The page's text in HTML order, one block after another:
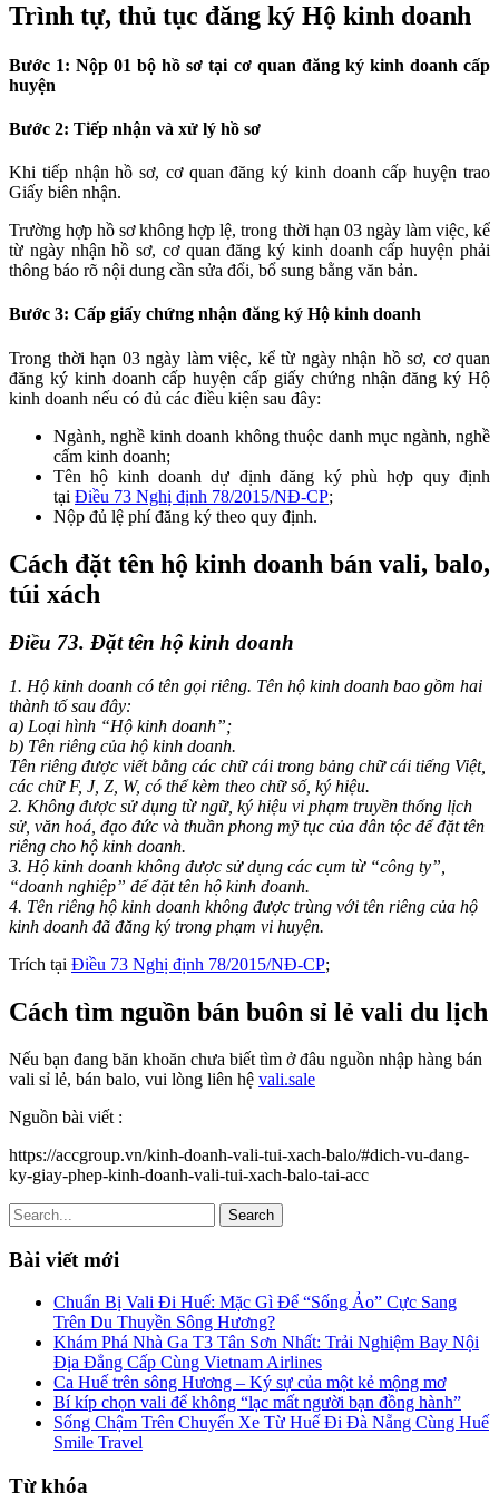
Trình tự, thủ tục đăng ký Hộ kinh doanh
Bước 1: Nộp 01 bộ hồ sơ tại cơ quan đăng ký kinh doanh cấp
huyện
Bước 2: Tiếp nhận và xử lý hồ sơ
Khi tiếp nhận hồ sơ, cơ quan đăng ký kinh doanh cấp huyện trao
Giấy biên nhận.
Trường hợp hồ sơ không hợp lệ, trong thời hạn 03 ngày làm việc, kể
từ ngày nhận hồ sơ, cơ quan đăng ký kinh doanh cấp huyện phải
thông báo rõ nội dung cần sửa đổi, bổ sung bằng văn bản.
Bước 3: Cấp giấy chứng nhận đăng ký Hộ kinh doanh
Trong thời hạn 03 ngày làm việc, kể từ ngày nhận hồ sơ, cơ quan
đăng ký kinh doanh cấp huyện cấp giấy chứng nhận đăng ký Hộ
kinh doanh nếu có đủ các điều kiện sau đây:
Ngành, nghề kinh doanh không thuộc danh mục ngành, nghề
cấm kinh doanh;
Tên hộ kinh doanh dự định đăng ký phù hợp quy định
tại Điều 73 Nghị định 78/2015/NĐ-CP;
Nộp đủ lệ phí đăng ký theo quy định.
Cách đặt tên hộ kinh doanh bán vali, balo,
túi xách
Điều 73. Đặt tên hộ kinh doanh
1. Hộ kinh doanh có tên gọi riêng. Tên hộ kinh doanh bao gồm hai
thành tố sau đây:
a) Loại hình “Hộ kinh doanh”;
b) Tên riêng của hộ kinh doanh.
Tên riêng được viết bằng các chữ cái trong bảng chữ cái tiếng Việt,
các chữ F, J, Z, W, có thể kèm theo chữ số, ký hiệu.
2. Không được sử dụng từ ngữ, ký hiệu vi phạm truyền thống lịch
sử, văn hoá, đạo đức và thuần phong mỹ tục của dân tộc để đặt tên
riêng cho hộ kinh doanh.
3. Hộ kinh doanh không được sử dụng các cụm từ “công ty”,
“doanh nghiệp” để đặt tên hộ kinh doanh.
4. Tên riêng hộ kinh doanh không được trùng với tên riêng của hộ
kinh doanh đã đăng ký trong phạm vi huyện.
Trích tại Điều 73 Nghị định 78/2015/NĐ-CP;
Cách tìm nguồn bán buôn sỉ lẻ vali du lịch
Nếu bạn đang băn khoăn chưa biết tìm ở đâu nguồn nhập hàng bán
vali sỉ lẻ, bán balo, vui lòng liên hệ vali.sale
Nguồn bài viết :
https://accgroup.vn/kinh-doanh-vali-tui-xach-balo/#dich-vu-dang-
ky-giay-phep-kinh-doanh-vali-tui-xach-balo-tai-acc
Search
Bài viết mới
Chuẩn Bị Vali Đi Huế: Mặc Gì Để “Sống Ảo” Cực Sang
Trên Du Thuyền Sông Hương?
Khám Phá Nhà Ga T3 Tân Sơn Nhất: Trải Nghiệm Bay Nội
Địa Đẳng Cấp Cùng Vietnam Airlines
Ca Huế trên sông Hương – Ký sự của một kẻ mộng mơ
Bí kíp chọn vali để không “lạc mất người bạn đồng hành”
Sống Chậm Trên Chuyến Xe Từ Huế Đi Đà Nẵng Cùng Huế
Smile Travel
Từ khóa